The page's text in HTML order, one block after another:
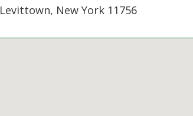
New York 11756